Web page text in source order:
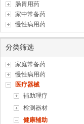
肠胃用药
家中常备药
慢性病用药
分类筛选
家庭常备药
慢性病用药
医疗器械
辅助理疗
检测器材
健康辅助